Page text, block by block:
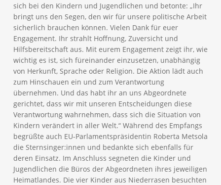
sich bei den Kindern und Jugendlichen und betonte: „Ihr
bringt uns den Segen, den wir für unsere politische Arbeit
sicherlich brauchen können. Vielen Dank für euer
Engagement. Ihr strahlt Hoffnung, Zuversicht und
Hilfsbereitschaft aus. Mit eurem Engagement zeigt ihr, wie
wichtig es ist, sich füreinander einzusetzen, unabhängig
von Herkunft, Sprache oder Religion. Die Aktion lädt auch
zum Hinschauen ein und zum Verantwortung
übernehmen. Und das habt ihr an uns Abgeordnete
gerichtet, dass wir mit unseren Entscheidungen diese
Verantwortung wahrnehmen, dass sich die Situation von
Kindern verändert in aller Welt.“ Während des Empfangs
begrüßte auch EU-Parlamentspräsidentin Roberta Metsola
die Sternsinger:innen und bedankte sich ebenfalls für
deren Einsatz. Im Anschluss segneten die Kinder und
Jugendlichen die Büros der Abgeordneten ihres jeweiligen
Heimatlandes. Die vier Kinder aus Niederrasen besuchten